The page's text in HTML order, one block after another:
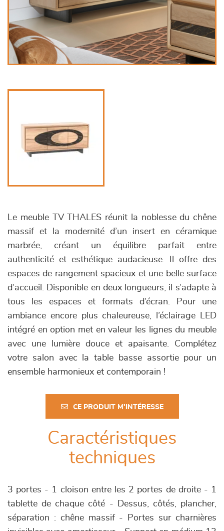
Le meuble TV THALES réunit la noblesse du chêne
massif et la modernité d’un insert en céramique
marbrée, créant un équilibre parfait entre
authenticité et esthétique audacieuse. Il offre des
espaces de rangement spacieux et une belle surface
d’accueil. Disponible en deux longueurs, il s’adapte à
tous les espaces et formats d’écran. Pour une
ambiance encore plus chaleureuse, l’éclairage LED
intégré en option met en valeur les lignes du meuble
avec une lumière douce et apaisante. Complétez
votre salon avec la table basse assortie pour un
ensemble harmonieux et contemporain !
CE PRODUIT M'INTÉRESSE
Caractéristiques
techniques
3 portes - 1 cloison entre les 2 portes de droite - 1
tablette de chaque côté - Dessus, côtés, plancher,
séparation : chêne massif - Portes sur charnières